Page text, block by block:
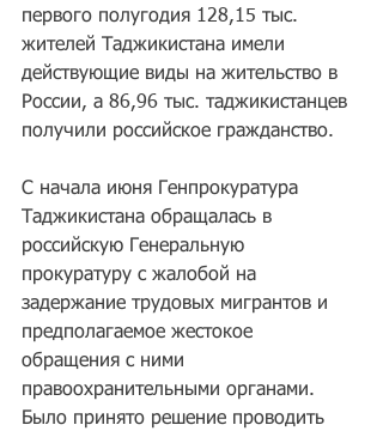
первого полугодия 128,15 тыс.
жителей Таджикистана имели
действующие виды на жительство в
России, а 86,96 тыс. таджикистанцев
получили российское гражданство.
С начала июня Генпрокуратура
Таджикистана обращалась в
российскую Генеральную
прокуратуру с жалобой на
задержание трудовых мигрантов и
предполагаемое жестокое
обращения с ними
правоохранительными органами.
Было принято решение проводить